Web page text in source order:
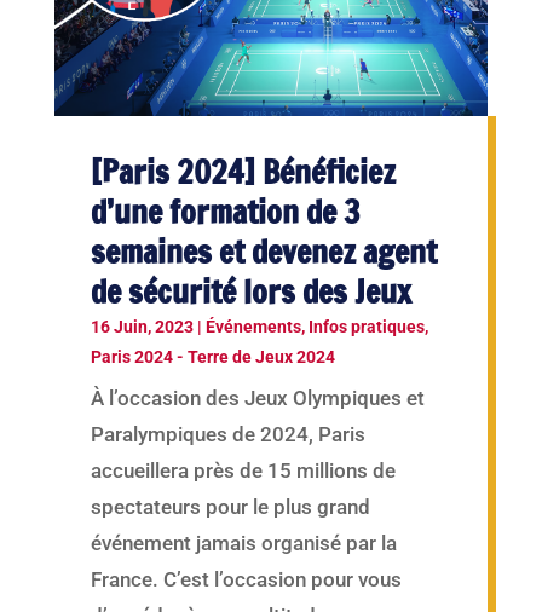
[Paris 2024] Bénéficiez
d’une formation de 3
semaines et devenez agent
de sécurité lors des Jeux
16 Juin, 2023| Événements, Infos pratiques,
Paris 2024 - Terre de Jeux 2024
À l’occasion des Jeux Olympiques et
Paralympiques de 2024, Paris
accueillera près de 15 millions de
spectateurs pour le plus grand
événement jamais organisé par la
France. C’est l’occasion pour vous